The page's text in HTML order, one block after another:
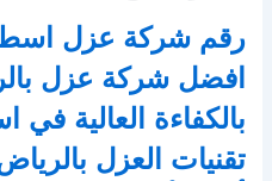
رقم شركة عزل
افضل شركة عزل
بالكفاءة العالية
تقنيات العزل